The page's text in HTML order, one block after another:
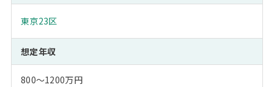
東京23区
想定年収
800～1200万円